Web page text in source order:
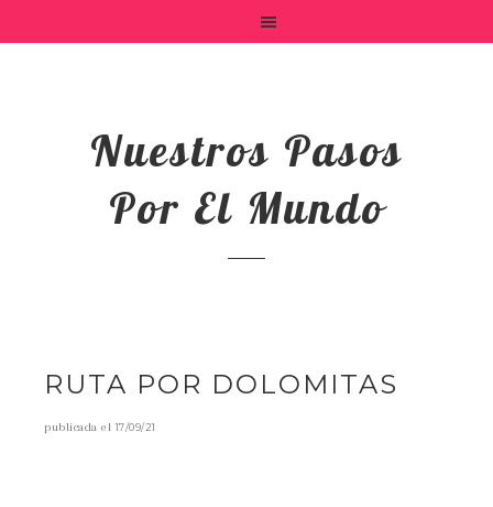
Nuestros Pasos
Por El Mundo
RUTA POR DOLOMITAS
publicada el17/09/21